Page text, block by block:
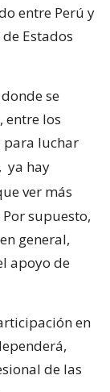
entre Perú y
Estados
se
entre los
para luchar
ya hay
ver más
supuesto,
general,
apoyo de
en
de las